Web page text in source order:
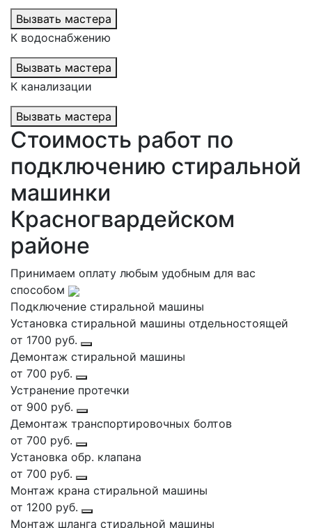
Вызвать мастера
К водоснабжению
Вызвать мастера
К канализации
Вызвать мастера
Стоимость работ по
подключению стиральной
машинки
Красногвардейском
районе
Принимаем оплату любым удобным для вас
способом
Подключение стиральной машины
Установка стиральной машины отдельностоящей
от 1700 руб.
Демонтаж стиральной машины
от 700 руб.
Устранение протечки
от 900 руб.
Демонтаж транспортировочных болтов
от 700 руб.
Установка обр. клапана
от 700 руб.
Монтаж крана стиральной машины
от 1200 руб.
Монтаж шланга стиральной машины